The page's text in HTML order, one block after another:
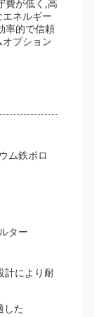
費が低く,高
ネルギー
率的で信頼
プション
ム鉄ボロ
ター
計により耐
した